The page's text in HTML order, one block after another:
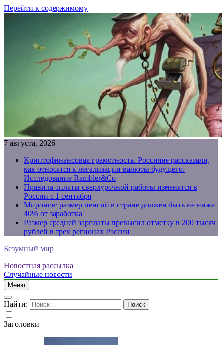
Перейти к содержимому
7 августа, 2026
Криптофинансовая грамотность. Россияне рассказали,
как относятся к легализации валюты будущего.
Исследование Rambler&Co
Правила оплаты сверхурочной работы изменятся в
России с 1 сентября
Миронов: размер пенсий в стране должен быть не ниже
40% от заработка
Размер средней зарплаты превысил отметку в 200 тысяч
рублей в трех регионах России
Безумный мир
Новостная рассылка
Случайные новости
Меню
Найти:
Заголовки